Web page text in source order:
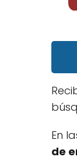
En
de